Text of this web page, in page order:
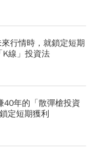
行情時，就鎖定短期
K線」投資法
40年的「散彈槍投資
定短期獲利